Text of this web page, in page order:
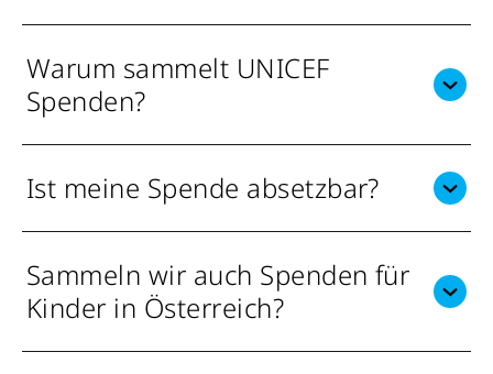
Warum sammelt UNICEF
Spenden?
Ist meine Spende absetzbar?
Sammeln wir auch Spenden für
Kinder in Österreich?